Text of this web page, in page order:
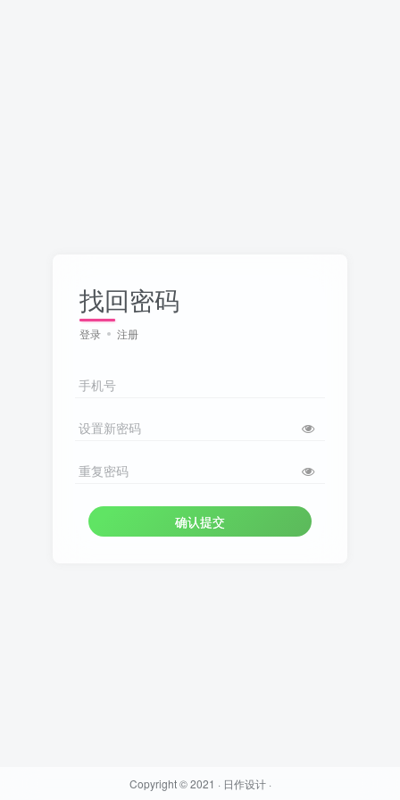
找回密码
登录 注册
手机号
设置新密码
重复密码
确认提交
Copyright © 2021 · 日作设计·